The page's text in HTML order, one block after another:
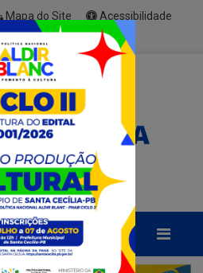
Mapa do Site
Acessibilidade